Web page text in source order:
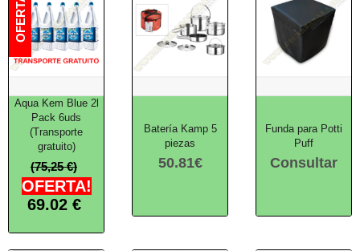
Aqua Kem Blue 2l
Pack 6uds
(Transporte
gratuito)
(75,25 €)
OFERTA!
69.02 €
Batería Kamp 5
piezas
50.81€
Funda para Potti
Puff
Consultar